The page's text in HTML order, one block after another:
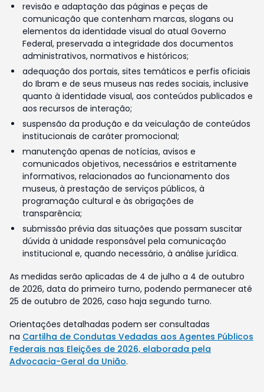
revisão e adaptação das páginas e peças de
comunicação que contenham marcas, slogans ou
elementos da identidade visual do atual Governo
Federal, preservada a integridade dos documentos
administrativos, normativos e históricos;
adequação dos portais, sites temáticos e perfis oficiais
do Ibram e de seus museus nas redes sociais, inclusive
quanto à identidade visual, aos conteúdos publicados e
aos recursos de interação;
suspensão da produção e da veiculação de conteúdos
institucionais de caráter promocional;
manutenção apenas de notícias, avisos e
comunicados objetivos, necessários e estritamente
informativos, relacionados ao funcionamento dos
museus, à prestação de serviços públicos, à
programação cultural e às obrigações de
transparência;
submissão prévia das situações que possam suscitar
dúvida à unidade responsável pela comunicação
institucional e, quando necessário, à análise jurídica.
As medidas serão aplicadas de 4 de julho a 4 de outubro
de 2026, data do primeiro turno, podendo permanecer até
25 de outubro de 2026, caso haja segundo turno.
Orientações detalhadas podem ser consultadas
na Cartilha de Condutas Vedadas aos Agentes Públicos
Federais nas Eleições de 2026, elaborada pela
Advocacia-Geral da União.